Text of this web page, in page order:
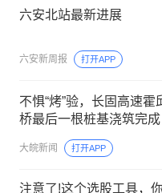
六安北站最新进展
六安新周报 打开APP
不惧“烤”验，长固高速霍
桥最后一根桩基浇筑完成
大皖新闻 打开APP
注意了!这个选股工具，